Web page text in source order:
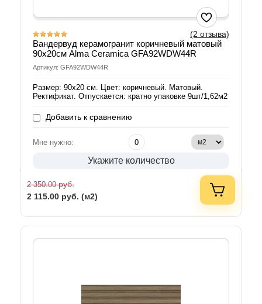
(2 отзыва)
Вандервуд керамогранит коричневый матовый
90х20см Alma Ceramica GFA92WDW44R
Артикул: GFA92WDW44R
Размер: 90х20 см. Цвет: коричневый. Матовый.
Ректификат. Отпускается: кратно упаковке 9шт/1,62м2
Добавить к сравнению
Мне нужно:
Укажите количество
2 350.00руб.
2 115.00 руб. (м2)